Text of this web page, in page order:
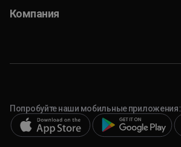
Компания
Попробуйте наши мобильные приложения: